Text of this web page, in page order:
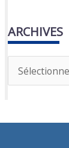
ARCHIVES
r
h